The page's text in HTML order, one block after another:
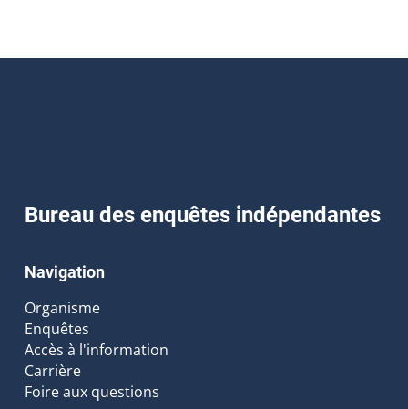
Bureau des enquêtes indépendantes
Navigation
Organisme
Enquêtes
Accès à l'information
Carrière
Foire aux questions